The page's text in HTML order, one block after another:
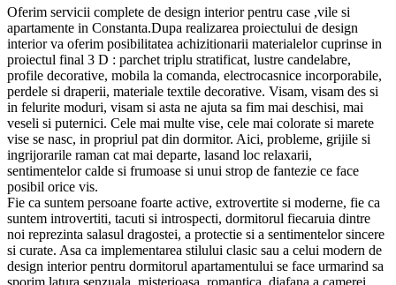
Oferim servicii complete de design interior pentru case ,vile si
apartamente in Constanta.Dupa realizarea proiectului de design
interior va oferim posibilitatea achizitionarii materialelor cuprinse in
proiectul final 3 D : parchet triplu stratificat, lustre candelabre,
profile decorative, mobila la comanda, electrocasnice incorporabile,
perdele si draperii, materiale textile decorative. Visam, visam des si
in felurite moduri, visam si asta ne ajuta sa fim mai deschisi, mai
veseli si puternici. Cele mai multe vise, cele mai colorate si marete
vise se nasc, in propriul pat din dormitor. Aici, probleme, grijile si
ingrijorarile raman cat mai departe, lasand loc relaxarii,
sentimentelor calde si frumoase si unui strop de fantezie ce face
posibil orice vis.
Fie ca suntem persoane foarte active, extrovertite si moderne, fie ca
suntem introvertiti, tacuti si introspecti, dormitorul fiecaruia dintre
noi reprezinta salasul dragostei, a protectie si a sentimentelor sincere
si curate. Asa ca implementarea stilului clasic sau a celui modern de
design interior pentru dormitorul apartamentului se face urmarind sa
sporim latura senzuala, misterioasa, romantica, diafana a camerei